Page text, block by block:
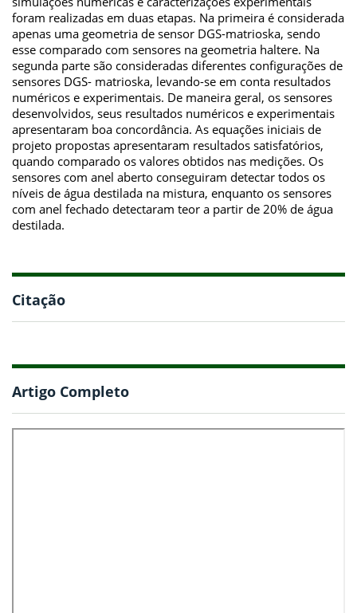
foram realizadas em duas etapas. Na primeira é considerada
apenas uma geometria de sensor DGS-matrioska, sendo
esse comparado com sensores na geometria haltere. Na
segunda parte são consideradas diferentes configurações de
sensores DGS- matrioska, levando-se em conta resultados
numéricos e experimentais. De maneira geral, os sensores
desenvolvidos, seus resultados numéricos e experimentais
apresentaram boa concordância. As equações iniciais de
projeto propostas apresentaram resultados satisfatórios,
quando comparado os valores obtidos nas medições. Os
sensores com anel aberto conseguiram detectar todos os
níveis de água destilada na mistura, enquanto os sensores
com anel fechado detectaram teor a partir de 20% de água
destilada.
Citação
Artigo Completo